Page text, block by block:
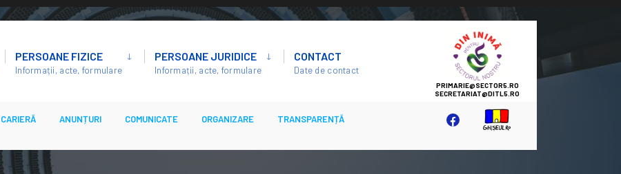
PERSOANE FIZICE
Informații, acte, formulare
PERSOANE JURIDICE
Informații, acte, formulare
CONTACT
Date de contact
SECTOR
5
CARIERĂ ANUNȚURI COMUNICATE ORGANIZARE TRANSPARENȚĂ